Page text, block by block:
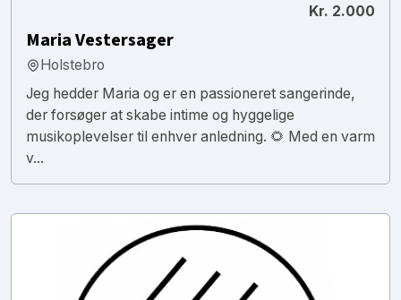
Kr. 2.000
Maria Vestersager
Holstebro
Jeg hedder Maria og er en passioneret sangerinde,
der forsøger at skabe intime og hyggelige
musikoplevelser til enhver anledning. 🌻 Med en varm
v...